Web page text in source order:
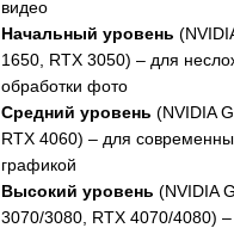
видео
Начальный уровень
1650, RTX 3050) – для
обработки фото
Средний уровень (NVIDIA
RTX 4060) – для
графикой
Высокий уровень (NVIDIA
3070/3080, RTX 4070/4080)